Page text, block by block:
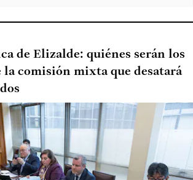
de Elizalde: quiénes serán los
comisión mixta que desatará